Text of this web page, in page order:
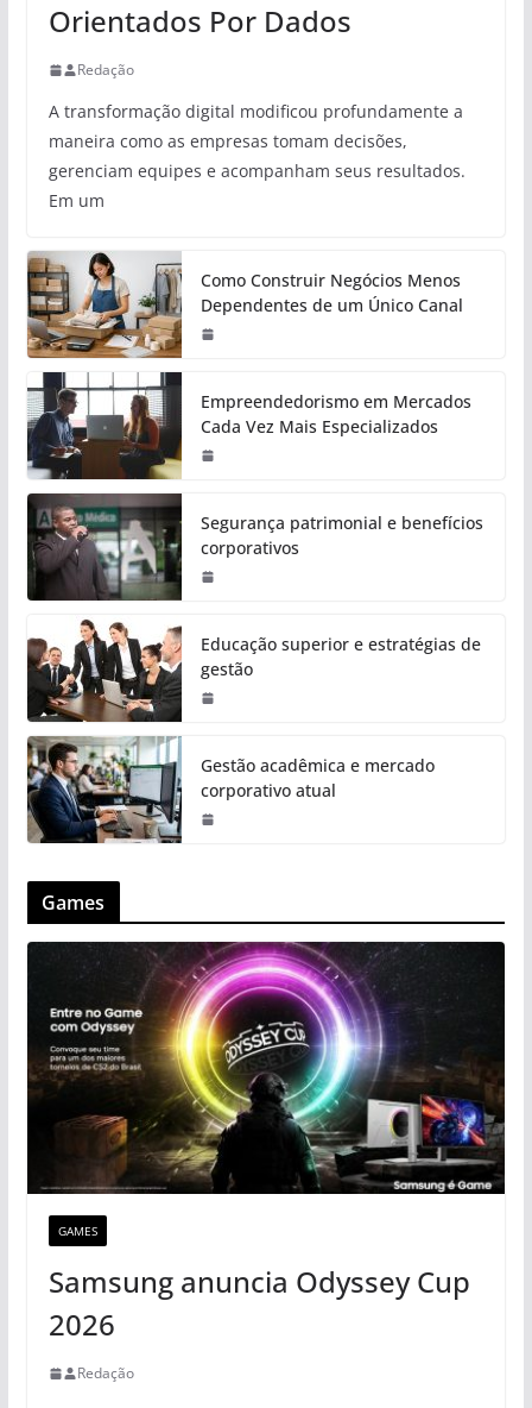
Orientados Por Dados
Redação
A transformação digital modificou profundamente a
maneira como as empresas tomam decisões,
gerenciam equipes e acompanham seus resultados.
Em um
Como Construir Negócios Menos
Dependentes de um Único Canal
Empreendedorismo em Mercados
Cada Vez Mais Especializados
Segurança patrimonial e benefícios
corporativos
Educação superior e estratégias de
gestão
Gestão acadêmica e mercado
corporativo atual
Games
GAMES
Samsung anuncia Odyssey Cup
2026
Redação